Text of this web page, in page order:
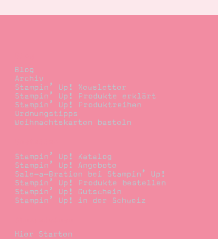
Blog
Archiv
Stampin’ Up! Newsletter
Stampin’ Up! Produkte erklärt
Stampin’ Up! Produktreihen
Ordnungstipps
Weihnachtskarten basteln
Stampin’ Up! Katalog
Stampin’ Up! Angebote
Sale-a-Bration bei Stampin’ Up!
Stampin’ Up! Produkte bestellen
Stampin’ Up! Gutschein
Stampin’ Up! in der Schweiz
Hier Starten